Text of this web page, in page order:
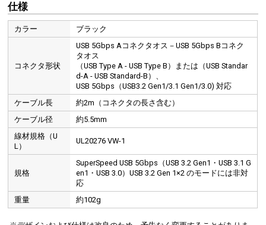
仕様
カラー ブラック
コネクタ形状
USB 5Gbps Aコネクタオス－USB 5Gbps Bコネク
タオス
（USB Type A - USB Type B）または（USB Standar
d-A - USB Standard-B）、
USB 5Gbps（USB3.2 Gen1/3.1 Gen1/3.0) 対応
ケーブル長
約2m（コネクタの長さ含む）
ケーブル径
約5.5mm
線材規格（U
L）
UL20276 VW-1
規格
SuperSpeed USB 5Gbps（USB 3.2 Gen1・USB 3.1 G
en1・USB 3.0）USB 3.2 Gen 1×2 のモードには非対
応
重量
約102g